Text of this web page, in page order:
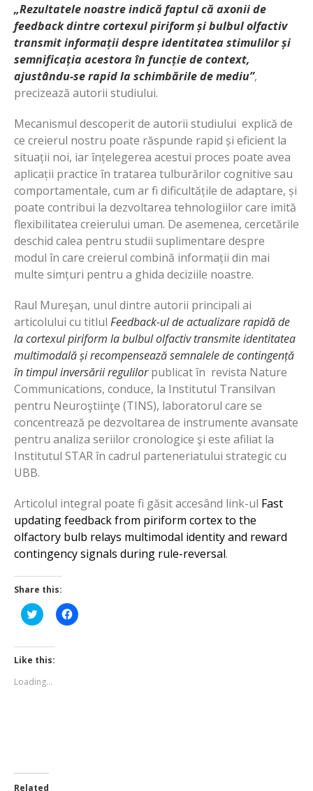
„Rezultatele noastre indică faptul că axonii de
feedback dintre cortexul piriform și bulbul olfactiv
transmit informații despre identitatea stimulilor și
semnificația acestora în funcție de context,
ajustându-se rapid la schimbările de mediu”,
precizează autorii studiului.
Mecanismul descoperit de autorii studiului explică de
ce creierul nostru poate răspunde rapid și eficient la
situații noi, iar înțelegerea acestui proces poate avea
aplicații practice în tratarea tulburărilor cognitive sau
comportamentale, cum ar fi dificultățile de adaptare, și
poate contribui la dezvoltarea tehnologiilor care imită
flexibilitatea creierului uman. De asemenea, cercetările
deschid calea pentru studii suplimentare despre
modul în care creierul combină informații din mai
multe simțuri pentru a ghida deciziile noastre.
Raul Mureşan, unul dintre autorii principali ai
articolului cu titlul Feedback-ul de actualizare rapidă de
la cortexul piriform la bulbul olfactiv transmite identitatea
multimodală și recompensează semnalele de contingență
în timpul inversării regulilorpublicat în revista Nature
Communications, conduce, la Institutul Transilvan
pentru Neuroştiinţe (TINS), laboratorul care se
concentrează pe dezvoltarea de instrumente avansate
pentru analiza seriilor cronologice şi este afiliat la
Institutul STAR în cadrul parteneriatului strategic cu
UBB.
Articolul integral poate fi găsit accesând link-ul Fast
updating feedback from piriform cortex to the
olfactory bulb relays multimodal identity and reward
contingency signals during rule-reversal.
Share this:
Click
to
Twitter
(Opens
in
window)
Click
to
Like this:
Loading...
Related